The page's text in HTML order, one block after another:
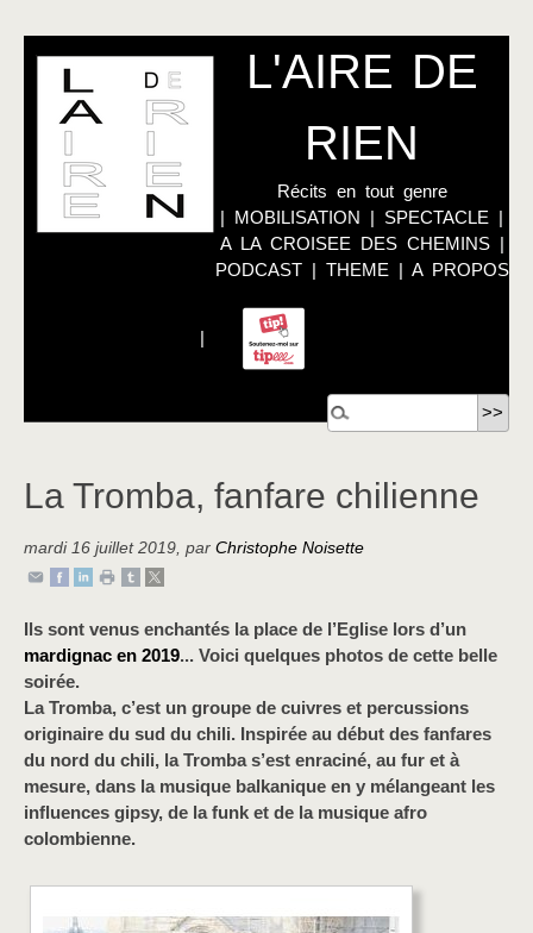
L'AIRE DE
RIEN
Récits en tout genre
| MOBILISATION | SPECTACLE |
A LA CROISEE DES CHEMINS|
PODCAST| THEME | A PROPOS
|
La Tromba, fanfare chilienne
mardi 16 juillet 2019, par Christophe Noisette
Ils sont venus enchantés la place de l’Eglise lors d’un
mardignac en 2019... Voici quelques photos de cette belle
soirée.
La Tromba, c’est un groupe de cuivres et percussions
originaire du sud du chili. Inspirée au début des fanfares
du nord du chili, la Tromba s’est enraciné, au fur et à
mesure, dans la musique balkanique en y mélangeant les
influences gipsy, de la funk et de la musique afro
colombienne.